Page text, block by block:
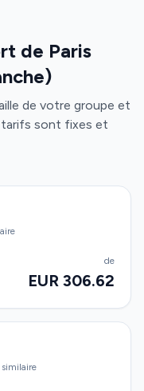
de Paris
de votre groupe et
sont fixes et
de
EUR 306.62
similaire